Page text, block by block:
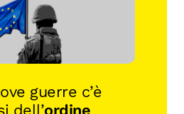
guerre c’è
dell’ordine